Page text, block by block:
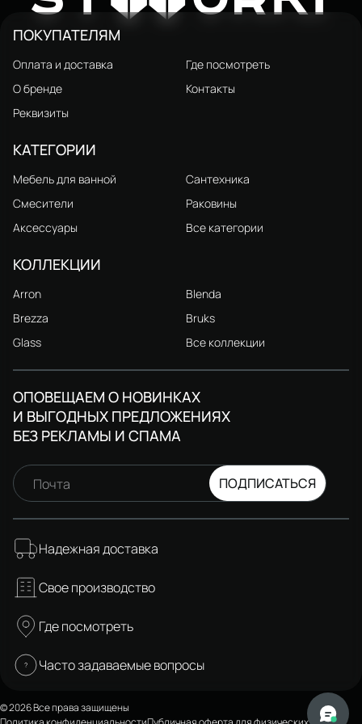
каркасом
ПОКУПАТЕЛЯМ
Оплата и доставка
Где посмотреть
О бренде
Контакты
Реквизиты
КАТЕГОРИИ
Мебель для ванной
Сантехника
Смесители
Раковины
Аксессуары
Все категории
КОЛЛЕКЦИИ
Arron
Blenda
Brezza
Bruks
Glass
Все коллекции
ОПОВЕЩАЕМ О НОВИНКАХ
И ВЫГОДНЫХ ПРЕДЛОЖЕНИЯХ
БЕЗ РЕКЛАМЫ И СПАМА
Почта ПОДПИСАТЬСЯ
Надежная доставка
Свое производство
Где посмотреть
Часто задаваемые вопросы
© 2026 Все права защищены